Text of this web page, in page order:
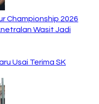
Championship 2026
Wasit Jadi
Usai Terima SK